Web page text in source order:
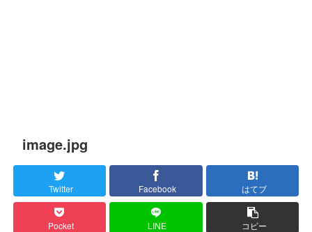
image.jpg
Twitter Facebook はてブ
Pocket LINE コピー